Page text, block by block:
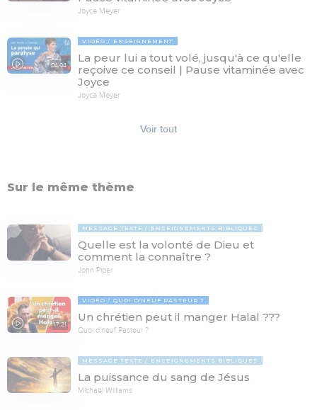
Joyce Meyer
04:04
VIDÉO ENSEIGNEMENT
La peur lui a tout volé, jusqu'à ce qu'elle
reçoive ce conseil | Pause vitaminée avec
Joyce
Joyce Meyer
Voir tout
Sur le même thème
MESSAGE TEXTE ENSEIGNEMENTS BIBLIQUES
Quelle est la volonté de Dieu et
comment la connaître ?
John Piper
17:21
VIDÉO QUOI D'NEUF PASTEUR ?
Un chrétien peut il manger Halal ???
Quoi d'neuf Pasteur ?
MESSAGE TEXTE ENSEIGNEMENTS BIBLIQUES
La puissance du sang de Jésus
Michaël Williams